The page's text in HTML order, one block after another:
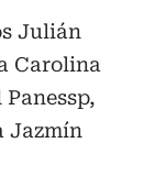
Julián
Carolina
Jazmín